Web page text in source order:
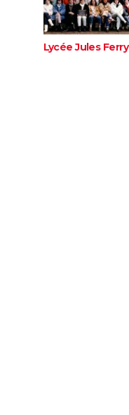
Lycée Jules Ferry